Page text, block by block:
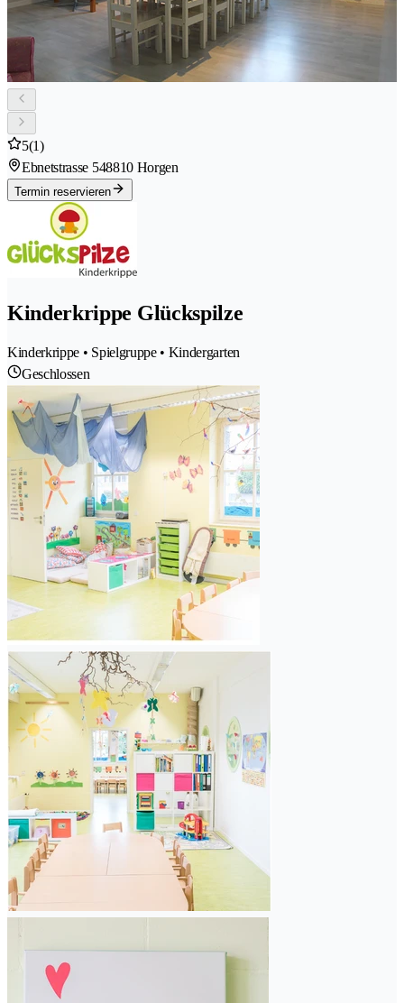
5(1)
Ebnetstrasse 548810 Horgen
Termin reservieren
Kinderkrippe Glückspilze
Kinderkrippe • Spielgruppe • Kindergarten
Geschlossen